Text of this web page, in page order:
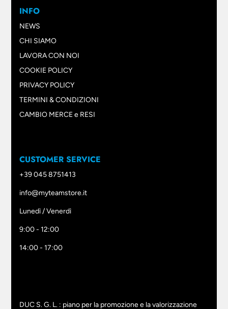
INFO
NEWS
CHI SIAMO
LAVORA CON NOI
COOKIE POLICY
PRIVACY POLICY
TERMINI & CONDIZIONI
CAMBIO MERCE e RESI
CUSTOMER SERVICE
+39 045 8751413
info@myteamstore.it
Lunedì / Venerdì
9:00 - 12:00
14:00 - 17:00
DUC S. G. L. : piano per la promozione e la valorizzazione